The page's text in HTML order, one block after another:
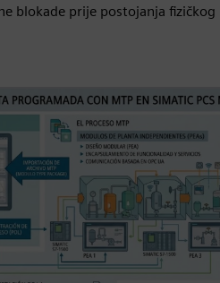
blokade prije postojanja fizičkog